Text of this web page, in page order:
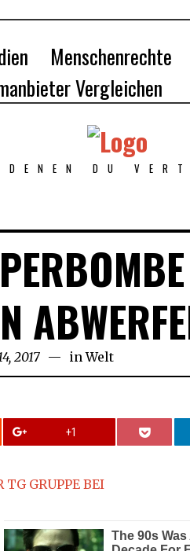
Menschenrechte
Vergleichen
DU
2017 April
14,
in Welt
+1
TG GRUPPE BEI